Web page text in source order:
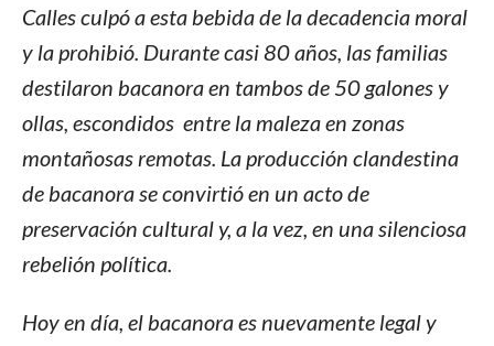
Calles culpó a esta bebida de la decadencia moral
y la prohibió. Durante casi 80 años, las familias
destilaron bacanora en tambos de 50 galones y
ollas, escondidos entre la maleza en zonas
montañosas remotas. La producción clandestina
de bacanora se convirtió en un acto de
preservación cultural y, a la vez, en una silenciosa
rebelión política.
Hoy en día, el bacanora es nuevamente legal y